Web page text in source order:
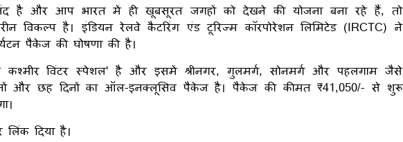
है और आप भारत में ही खूबसूरत जगहों को देखने की योजना बना रहे हैं, तो
विकल्प है। इंडियन रेलवे कैटरिंग एंड टूरिज्म कॉरपोरेशन लिमिटेड (IRCTC) ने
पैकेज की घोषणा की है।
विंटर स्पेशल' है और इसमें श्रीनगर, गुलमर्ग, सोनमर्ग और पहलगाम जैसे
और छह दिनों का ऑल-इनक्लूसिव पैकेज है। पैकेज की कीमत ₹41,050/- से शुरू
दिया है।